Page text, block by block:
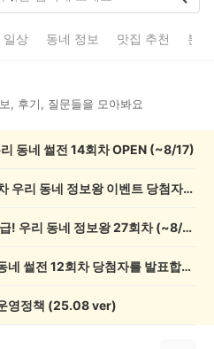
일상 동네 정보 맛집 추천 분
, 후기, 질문들을 모아봐요
동네 썰전 14회차 OPEN (~8/17)
💰[당첨자 발표] 26회차 우리 동네 정보왕 이벤트 당첨자를 발표합니다!
💸 전원 2,000캐시 지급! 우리 동네 정보왕 27회차 (~8/10)
💰[당첨자 발표] 우리 동네 썰전 12회차 당첨자를 발표합니다!
영정책 (25.08 ver)